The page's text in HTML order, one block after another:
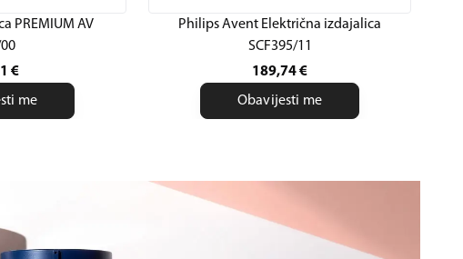
PREMIUM AV
€
me
Philips Avent Električna izdajalica
SCF395/11
189,74€
Obavijesti me